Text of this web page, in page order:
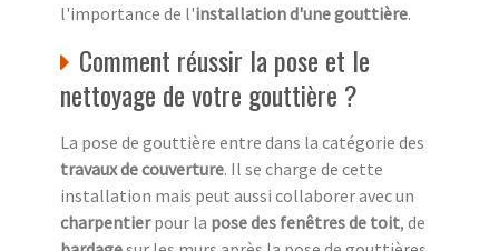
l'importance de l'installation d'une gouttière.
Comment réussir la pose et le
nettoyage de votre gouttière ?
La pose de gouttière entre dans la catégorie des
travaux de couverture. Il se charge de cette
installation mais peut aussi collaborer avec un
charpentierpour la pose des fenêtres de toit, de